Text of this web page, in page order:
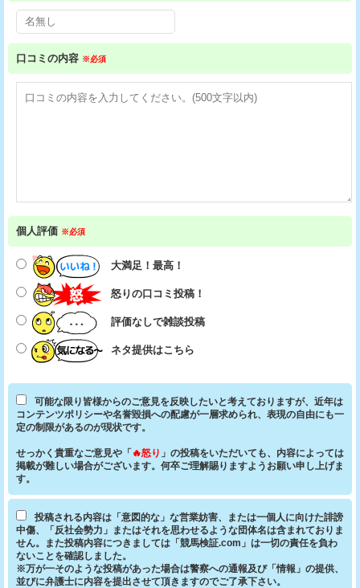
口コミの内容 ※必須
個人評価 ※必須
大満足！最高！
怒りの口コミ投稿！
評価なしで雑談投稿
ネタ提供はこちら
可能な限り皆様からのご意見を反映したいと考えておりますが、近年は
コンテンツポリシーや名誉毀損への配慮が一層求められ、表現の自由にも一
定の制限があるのが現状です。
せっかく貴重なご意見や「 🔥怒り 」の投稿をいただいても、内容によっては
掲載が難しい場合がございます。何卒ご理解賜りますようお願い申し上げま
す。
投稿される内容は「意図的な」な営業妨害、または一個人に向けた誹謗
中傷、「反社会勢力」またはそれを思わせるような団体名は含まれておりま
せん。また投稿内容につきましては「競馬検証.com」は一切の責任を負わ
ないことを確認しました。
※万が一そのような投稿があった場合は警察への通報及び「情報」の提供、
並びに弁護士に内容を提出させて頂きますのでご了承下さい。